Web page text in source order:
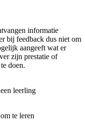
informatie
bij feedback dus niet om
aangeeft wat er
zijn prestatie of
doen.
leerling
te leren